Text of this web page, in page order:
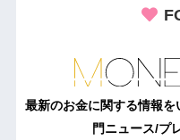
最新のお金に関する情報
門ニュース/プ